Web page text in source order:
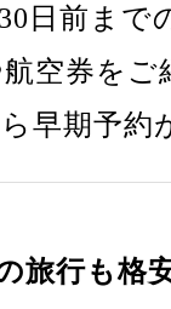
日前ま
空券を
早期予約
旅行も格